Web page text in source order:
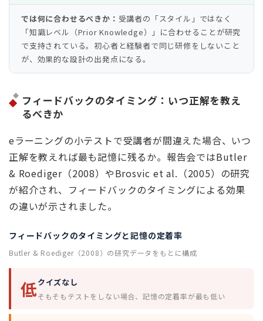
では何に合わせるべきか： 受講者の「スタイル」ではなく
「知識レベル（Prior Knowledge）」に合わせることが研究
で支持されている。初心者と経験者で同じ研修をしないこと
が、効果的な設計の出発点になる。
フィードバックのタイミング：いつ正解を教え
るべきか
eラーニングの小テストで受講者が間違えた場合、いつ
正解を教えれば最も記憶に残るか。報告会ではButler
& Roediger（2008）やBrosvic et al.（2005）の研究
が紹介され、フィードバックのタイミングによる効果
の違いが示されました。
フィードバックのタイミングと記憶の定着率
Butler & Roediger（2008）の研究データをもとに構成
低クイズなし
そもそもテストをしない場合、記憶の定着率が最も低い